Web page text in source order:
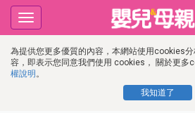
為提供您更多優質的內容，本網站使用cookies
容，即表示您同意我們使用 cookies， 關於更多
權說明 。
我知道了
Toggle
navigation